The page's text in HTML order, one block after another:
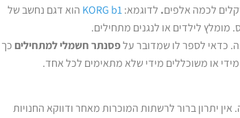
לכמה אלפים. לדוגמא:KORG b1 הוא דגם נחשב של
כדאי לספר לו שמדובר עלפסנתר חשמלי למתחילים כך
או משוכללים מידי שלא מתאימים לכל אחד.
יתרון ברור לרשתות המוכרות מאחר ודווקא החנויות